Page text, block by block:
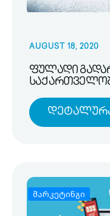
AUGUST 18, 2020
ფულადი
მარკეტინგი